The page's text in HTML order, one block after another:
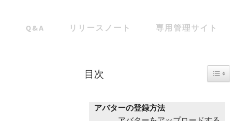
Q&A リリースノート 専用管理サイト
目次 Toggle
アバターの登録方法